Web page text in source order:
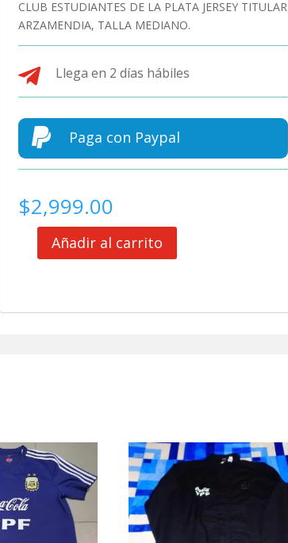
CLUB ESTUDIANTES DE LA PLATA JERSEY TITULAR
ARZAMENDIA, TALLA MEDIANO.
 Llega en 2 días hábiles
 Paga con Paypal
$2,999.00
Añadir al carrito